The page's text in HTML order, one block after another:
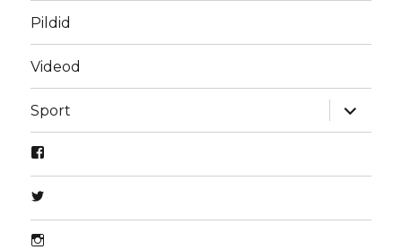
Pildid
Videod
Sport
laienda